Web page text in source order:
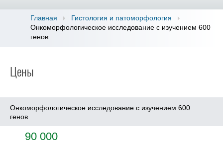
Главная
Гистология и патоморфология
Онкоморфологическое исследование с изучением 600
генов
Цены
Онкоморфологическое исследование с изучением 600
генов
90 000